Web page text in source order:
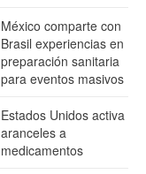
México comparte con
Brasil experiencias en
preparación sanitaria
para eventos masivos
Estados Unidos activa
aranceles a
medicamentos